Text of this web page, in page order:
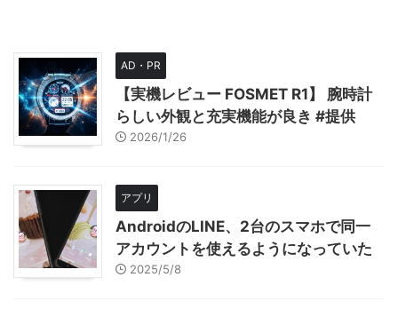
AD・PR
【実機レビュー FOSMET R1】 腕時計
らしい外観と充実機能が良き #提供
2026/1/26
アプリ
AndroidのLINE、2台のスマホで同一
アカウントを使えるようになっていた
2025/5/8